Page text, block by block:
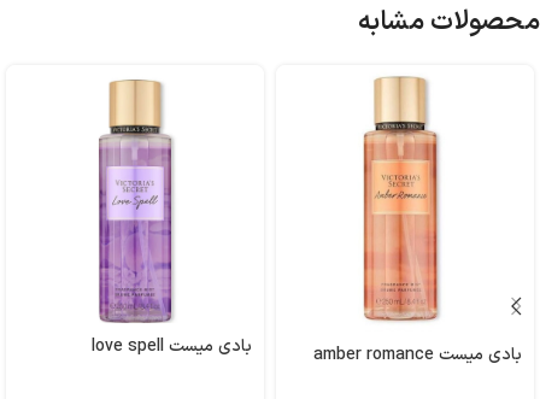
محصولات مشابه
بادی میست amber romance بادی میست love spell